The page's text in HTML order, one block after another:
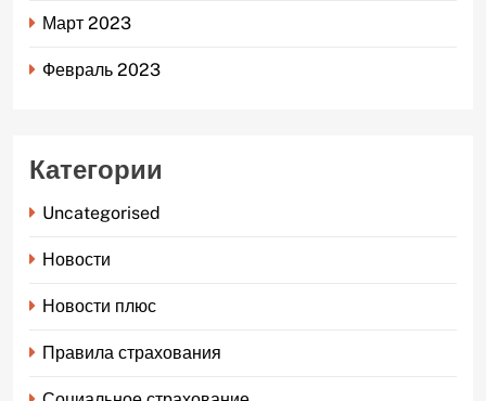
Март 2023
Февраль 2023
Категории
Uncategorised
Новости
Новости плюс
Правила страхования